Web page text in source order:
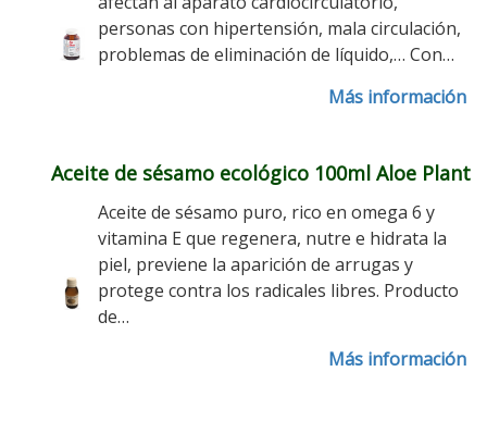
personas con hipertensión, mala circulación,
problemas de eliminación de líquido,… Con…
Más información
Aceite de sésamo ecológico 100ml Aloe Plant
Aceite de sésamo puro, rico en omega 6 y
vitamina E que regenera, nutre e hidrata la
piel, previene la aparición de arrugas y
protege contra los radicales libres. Producto
de…
Más información